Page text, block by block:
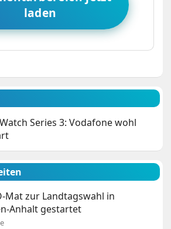
laden
Series 3: Vodafone wohl
Mat zur Landtagswahl in
Anhalt gestartet